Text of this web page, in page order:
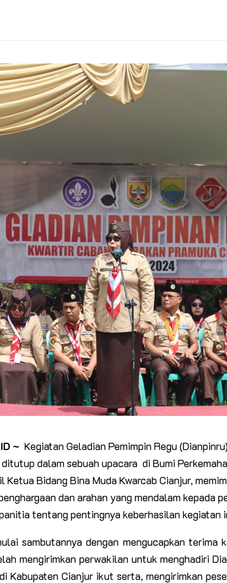
~ Kegiatan Geladian Pemimpin Regu
dalam sebuah upacara di Bumi
Ketua Bidang Bina Muda Kwarcab Cianjur,
dan arahan yang mendalam kepada
tentang pentingnya keberhasilan kegiatan
sambutannya dengan mengucapkan terima
mengirimkan perwakilan untuk menghadiri
Kabupaten Cianjur ikut serta, mengirimkan